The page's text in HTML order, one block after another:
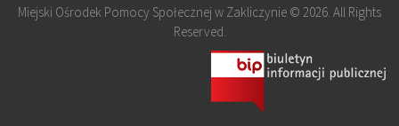
Miejski Ośrodek Pomocy Społecznej w Zakliczynie © 2026. All Rights
Reserved.